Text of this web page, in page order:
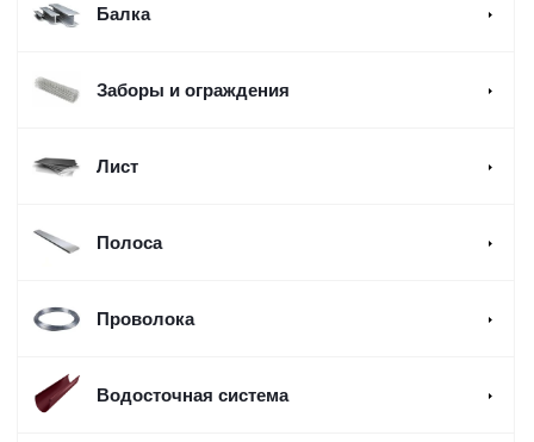
Балка
Заборы и ограждения
Лист
Полоса
Проволока
Водосточная система